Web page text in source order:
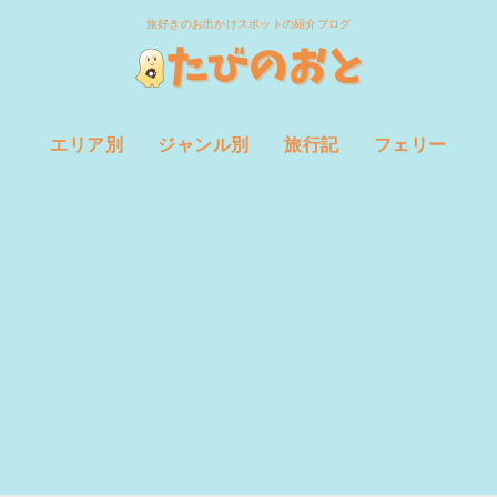
旅好きのお出かけスポットの紹介ブログ
エリア別 ジャンル別 旅行記 フェリー